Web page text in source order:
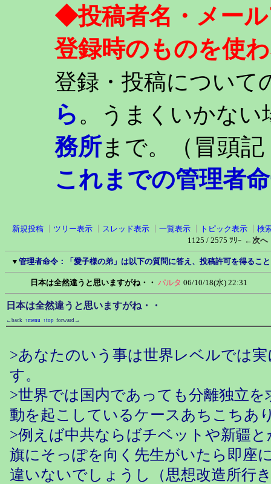
◆投稿者名・メー
登録時のものを使
登録・投稿について
ら。うまくいかない
務所まで。 （冒
これまでの管理者
新規投稿 ツリー表示 スレッド表示 一覧表示 トピック表示
検
1125 / 2575 ﾂﾘｰ ←次へ
▼ 管理者命令：「愛子様の弟」は以下の質問に答え、投稿許可を得るこ
日本は全然違うと思いますがね・・ パルタ 06/10/18(水) 22:31
日本は全然違うと思いますがね・・
←back ↑menu ↑top forward→
>あなたのいう事は世界レベルでは
す。
>世界では国内であっても分離独立を
動を起こしているケースあちこちあ
>例えば中共ならばチベットや新疆
旗にそっぽを向く先生がいたら即座
違いないでしょうし（思想改造所行